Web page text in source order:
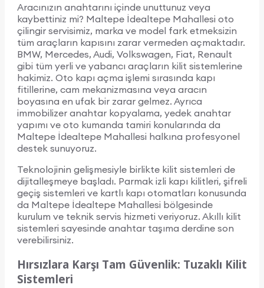
Aracınızın anahtarını içinde unuttunuz veya
kaybettiniz mi? Maltepe İdealtepe Mahallesi oto
çilingir servisimiz, marka ve model fark etmeksizin
tüm araçların kapısını zarar vermeden açmaktadır.
BMW, Mercedes, Audi, Volkswagen, Fiat, Renault
gibi tüm yerli ve yabancı araçların kilit sistemlerine
hakimiz. Oto kapı açma işlemi sırasında kapı
fitillerine, cam mekanizmasına veya aracın
boyasına en ufak bir zarar gelmez. Ayrıca
immobilizer anahtar kopyalama, yedek anahtar
yapımı ve oto kumanda tamiri konularında da
Maltepe İdealtepe Mahallesi halkına profesyonel
destek sunuyoruz.
Teknolojinin gelişmesiyle birlikte kilit sistemleri de
dijitalleşmeye başladı. Parmak izli kapı kilitleri, şifreli
geçiş sistemleri ve kartlı kapı otomatları konusunda
da Maltepe İdealtepe Mahallesi bölgesinde
kurulum ve teknik servis hizmeti veriyoruz. Akıllı kilit
sistemleri sayesinde anahtar taşıma derdine son
verebilirsiniz.
Hırsızlara Karşı Tam Güvenlik: Tuzaklı Kilit
Sistemleri